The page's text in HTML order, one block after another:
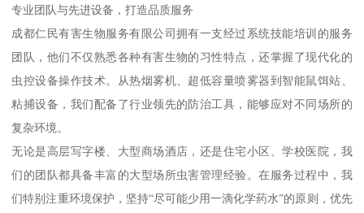
专业团队与先进设备，打造品质服务
成都仁民有害生物服务有限公司拥有一支经过系统技能培训的服务
团队，他们不仅熟悉各种有害生物的习性特点，还掌握了现代化的
虫控设备操作技术。从热烟雾机、超低容量喷雾器到智能鼠饵站、
粘捕设备，我们配备了行业领先的防治工具，能够应对不同场所的
复杂环境。
无论是高层写字楼、大型商场酒店，还是住宅小区、学校医院，我
们的团队都具备丰富的大型场所虫害管理经验。在服务过程中，我
们特别注重环境保护，坚持“尽可能少用一滴化学药水”的原则，优先